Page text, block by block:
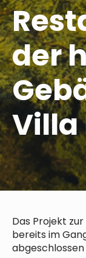
der
Villa
Das Projekt
bereits im
abgeschlossen